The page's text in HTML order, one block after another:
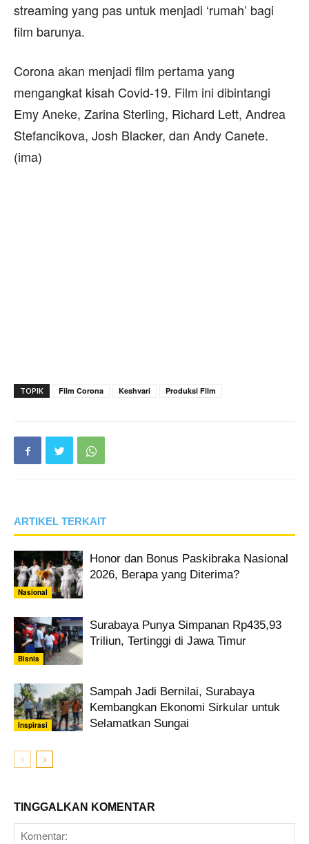
streaming yang pas untuk menjadi ‘rumah’ bagi
film barunya.
Corona akan menjadi film pertama yang
mengangkat kisah Covid-19. Film ini dibintangi
Emy Aneke, Zarina Sterling, Richard Lett, Andrea
Stefancikova, Josh Blacker, dan Andy Canete.
(ima)
TOPIK Film Corona Keshvari Produksi Film
ARTIKEL TERKAIT
Nasional
Honor dan Bonus Paskibraka Nasional
2026, Berapa yang Diterima?
Bisnis
Surabaya Punya Simpanan Rp435,93
Triliun, Tertinggi di Jawa Timur
Inspirasi
Sampah Jadi Bernilai, Surabaya
Kembangkan Ekonomi Sirkular untuk
Selamatkan Sungai
TINGGALKAN KOMENTAR